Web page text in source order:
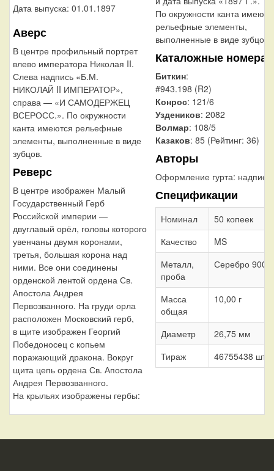
Дата выпуска: 01.01.1897
Аверс
В центре профильный портрет
влево императора Николая II.
Слева надпись «Б.М.
НИКОЛАЙ II ИМПЕРАТОР»,
справа — «И САМОДЕРЖЕЦ
ВСЕРОСС.». По окружности
канта имеются рельефные
элементы, выполненные в виде
зубцов.
Реверс
В центре изображен Малый
Государственный Герб
Российской империи —
двуглавый орёл, головы которого
увенчаны двумя коронами,
третья, большая корона над
ними. Все они соединены
орденской лентой ордена Св.
Апостола Андрея
Первозванного. На груди орла
расположен Московский герб,
в щите изображен Георгий
Победоносец с копьем
поражающий дракона. Вокруг
щита цепь ордена Св. Апостола
Андрея Первозванного.
На крыльях изображены гербы:
По окружности канта
рельефные элементы,
выполненные в виде зубцов.
Каталожные номера
Биткин:
#943.198 (R2)
Конрос: 121/6
Уздеников: 2082
Волмар: 108/5
Казаков: 85 (Рейтинг: 36)
Авторы
Оформление гурта: надпись
Спецификации
Номинал
50 копеек
Качество
MS
Металл,
проба
Серебро 900
Масса
общая
10,00 г
Диаметр
26,75 мм
Тираж
46755438 шт.